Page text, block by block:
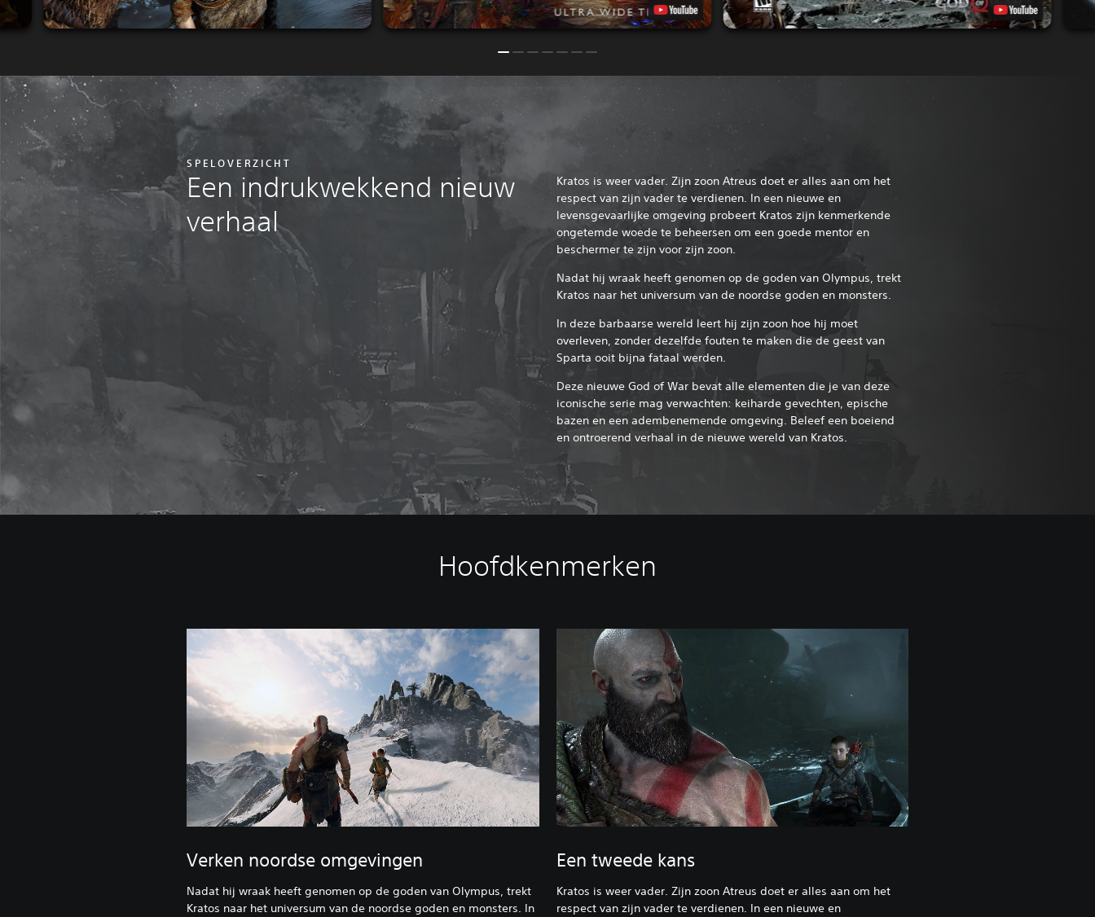
SPELOVERZICHT
Een indrukwekkend nieuw
verhaal
Kratos is weer vader. Zijn zoon Atreus doet er alles aan om het
respect van zijn vader te verdienen. In een nieuwe en
levensgevaarlijke omgeving probeert Kratos zijn kenmerkende
ongetemde woede te beheersen om een goede mentor en
beschermer te zijn voor zijn zoon.
Nadat hij wraak heeft genomen op de goden van Olympus, trekt
Kratos naar het universum van de noordse goden en monsters.
In deze barbaarse wereld leert hij zijn zoon hoe hij moet
overleven, zonder dezelfde fouten te maken die de geest van
Sparta ooit bijna fataal werden.
Deze nieuwe God of War bevat alle elementen die je van deze
iconische serie mag verwachten: keiharde gevechten, epische
bazen en een adembenemende omgeving. Beleef een boeiend
en ontroerend verhaal in de nieuwe wereld van Kratos.
Hoofdkenmerken
Verken noordse omgevingen
Nadat hij wraak heeft genomen op de goden van Olympus, trekt
Kratos naar het universum van de noordse goden en monsters. In
Een tweede kans
Kratos is weer vader. Zijn zoon Atreus doet er alles aan om het
respect van zijn vader te verdienen. In een nieuwe en